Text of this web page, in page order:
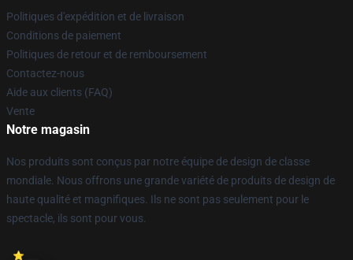
Politiques d'expédition et de livraison
Conditions de paiement
Politiques de retour et de remboursement
Contactez-nous
Aide aux clients (FAQ)
Vente
Notre magasin
Nos produits sont conçus par notre équipe de design de classe
mondiale. Nous offrons une grande variété de produits de design de
haute qualité et magnifiques. Ils ne sont pas seulement pour le
spectacle, ils sont pour vous.